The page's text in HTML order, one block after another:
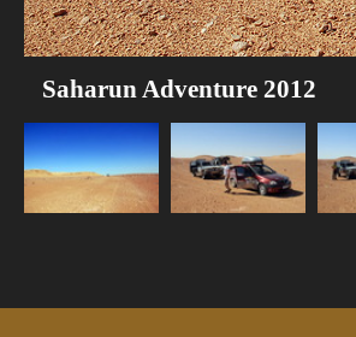
Saharun Adventure 2012